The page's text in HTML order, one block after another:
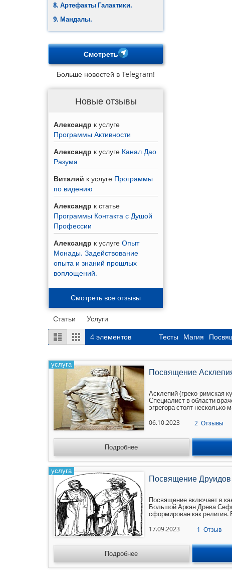
8. Артефакты Галактики.
9. Мандалы.
Смотреть
Больше новостей в Telegram!
Новые отзывы
Александр к услуге
Программы Активности
Александр к услуге Канал Дао
Разума
Виталий к услуге Программы
по видению
Александр к статье
Программы Контакта с Душой
Профессии
Александр к услуге Опыт
Монады. Задействование
опыта и знаний прошлых
воплощений.
Смотреть все отзывы
Статьи
Услуги
Посмотреть,
как
СписокСетка
4 элементов Тесты Магия
Посвящение
Асклепий (греко-римская
Специалист в области
эгрегора стоят несколько
уровня.
06.10.2023 2 Отзывы
услуга
Подробнее
Посвящение Друидов
Посвящение включает в
Большой Аркан Древа
сформирован как
система жрецов. В канале
информации по
с планетарной энергией
и целительства. В
но встречаются и
наполняет структуру
БА, что хорошо действует
17.09.2023 1 Отзыв
услуга
Подробнее